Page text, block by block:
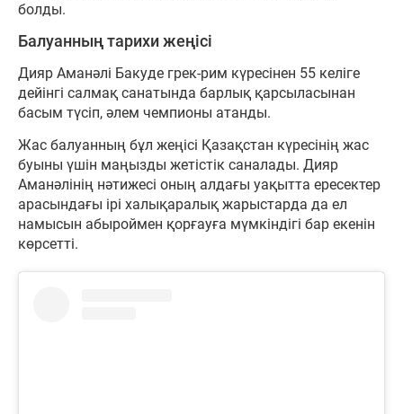
болды.
Балуанның тарихи жеңісі
Дияр Аманәлі Бакуде грек-рим күресінен 55 келіге
дейінгі салмақ санатында барлық қарсыласынан
басым түсіп, әлем чемпионы атанды.
Жас балуанның бұл жеңісі Қазақстан күресінің жас
буыны үшін маңызды жетістік саналады. Дияр
Аманәлінің нәтижесі оның алдағы уақытта ересектер
арасындағы ірі халықаралық жарыстарда да ел
намысын абыроймен қорғауға мүмкіндігі бар екенін
көрсетті.